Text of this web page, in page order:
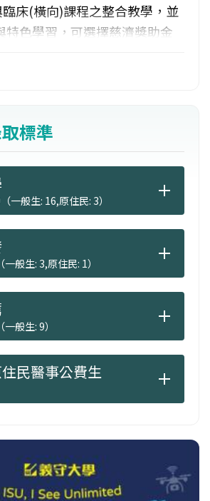
床(橫向)課程之整合教學，並
特色學習，可選擇慈濟獎助金
標準
一般生: 16,原住民: 3）
般生: 3,原住民: 1）
般生: 9）
民醫事公費生